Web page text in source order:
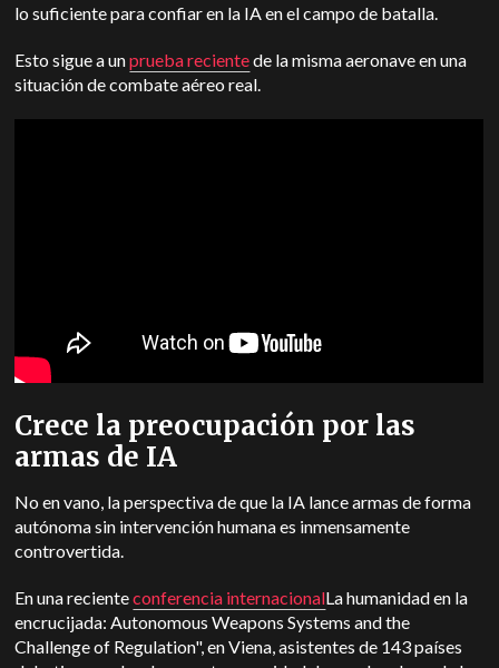
lo suficiente para confiar en la IA en el campo de batalla.
Esto sigue a unprueba recientede la misma aeronave en una
situación de combate aéreo real.
Crece la preocupación por las
armas de IA
No en vano, la perspectiva de que la IA lance armas de forma
autónoma sin intervención humana es inmensamente
controvertida.
En una recienteconferencia internacionalLa humanidad en la
encrucijada: Autonomous Weapons Systems and the
Challenge of Regulation", en Viena, asistentes de 143 países